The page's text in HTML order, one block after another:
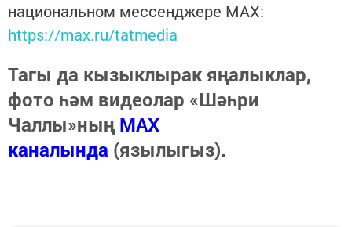
национальном мессенджере MАХ:
https://max.ru/tatmedia
Тагы да кызыклырак яңалыклар,
фото һәм видеолар «Шәһри
Чаллы»ныңMAX
каналында (язылыгыз).